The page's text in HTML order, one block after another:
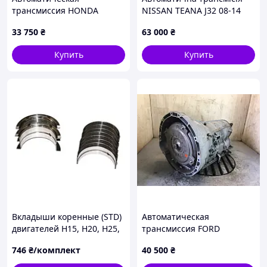
трансмиссия HONDA
RCL-A10
33 750 ₴
Купить
NISSAN TEANA J32 08-14
63 000 ₴
Купить
Вкладыши коренные (STD)
двигателей H15, H20, H25,
погрузчика Nissan 12247-
50K00
746 ₴/комплект
Автоматическая
трансмиссия FORD
40 500 ₴